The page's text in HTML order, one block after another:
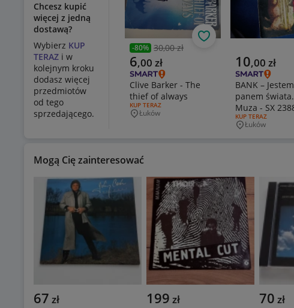
Chcesz kupić
więcej z jedną
dostawą?
Wybierz KUP
TERAZ i w
kolejnym kroku
dodasz więcej
przedmiotów
od tego
sprzedającego.
Poprzednia cena
-80% 30,00 zł
Aktualna cena
6,00 zł
Clive Barker - The
thief of always
RODZAJ OFERTY:
KUP TERAZ
Miejscowość
Łuków
Obserwuj
Aktualna cena
10,00 zł
BANK – Jestem
panem
Muza - SX
originalne
wydanie
RODZAJ OFERTY:
KUP TERAZ
Miejscowość
Łuków
Mogą Cię zainteresować
67 zł 199 zł 70 zł